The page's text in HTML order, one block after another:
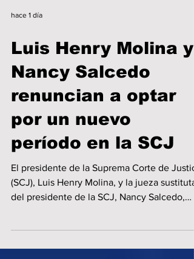
Luis Henry Molina y
Nancy Salcedo
renuncian a optar
por un nuevo
período en la SCJ
El presidente de la Suprema Corte de
(SCJ), Luis Henry Molina, y la jueza sustituta
decidieron no postularse para un nuevo
período en el alto tribunal